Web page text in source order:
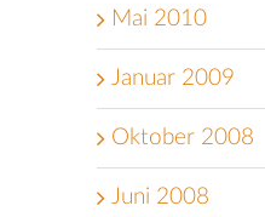
Mai 2010
Januar 2009
Oktober 2008
Juni 2008